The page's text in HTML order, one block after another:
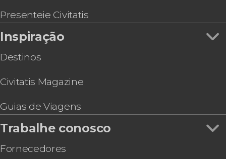
Ingresso dos museus do WOW Porto
Ingresso do World of Discoveries Museum
Presenteie Civitatis
Inspiração
Destinos
Civitatis Magazine
Guias de Viagens
Trabalhe conosco
Fornecedores